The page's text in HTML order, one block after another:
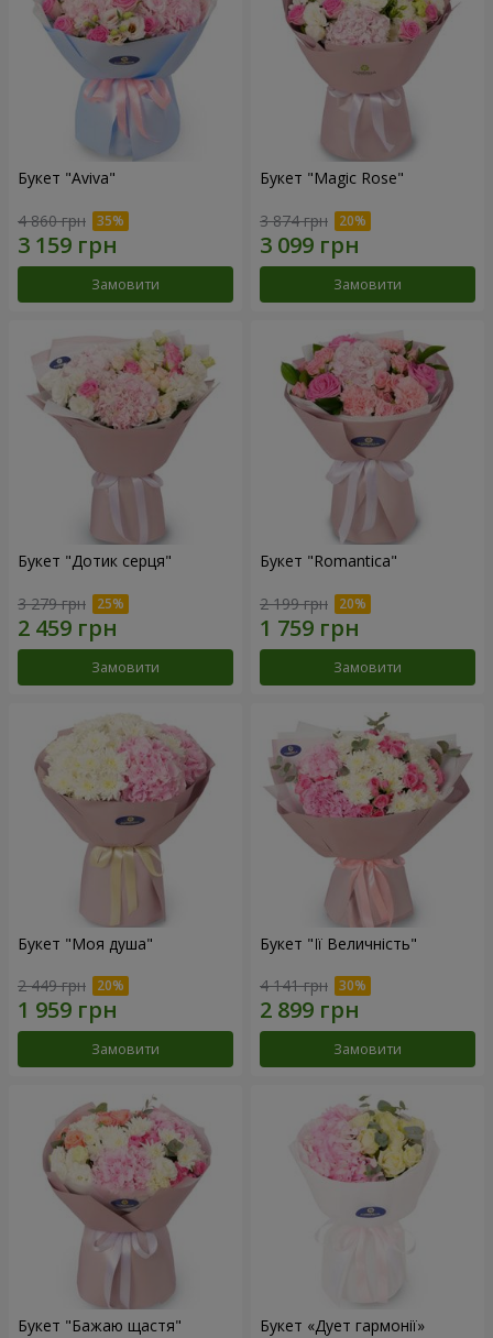
Букет "Aviva"
4 860 грн
Замовити
Букет "Magic Rose"
3 874 грн
Замовити
Букет "Дотик серця"
3 279 грн
Замовити
Букет "Romantica"
2 199 грн
Замовити
Букет "Моя душа"
2 449 грн
Замовити
Букет "Її Величність"
4 141 грн
Замовити
Букет "Бажаю щастя" Букет «Дует гармонії»